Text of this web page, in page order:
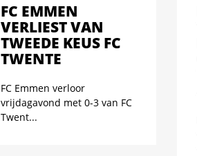
FC EMMEN
VERLIEST VAN
TWEEDE KEUS FC
TWENTE
FC Emmen verloor
vrijdagavond met 0-3 van FC
Twent...